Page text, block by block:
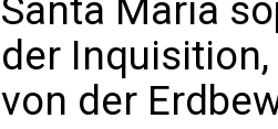
Santa Maria
der
von der